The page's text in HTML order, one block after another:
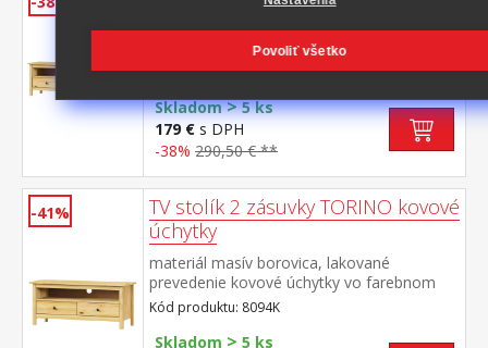
materiál masív borovica, lakované
prevedenie kovové úchytky vo farebnom
prevedení černená
Kód produktu: 8093K
Skladom>5 ks
179 € s DPH
-38% 290,50 € **
-41%
TV stolík 2 zásuvky TORINO kovové
úchytky
materiál masív borovica, lakované
prevedenie kovové úchytky vo farebnom
prevedení černená mosadz
2 zásuvky s kovovými pojazdmi, 1 polica
Kód produktu: 8094K
Skladom > 5 ks
Povoliť všetko